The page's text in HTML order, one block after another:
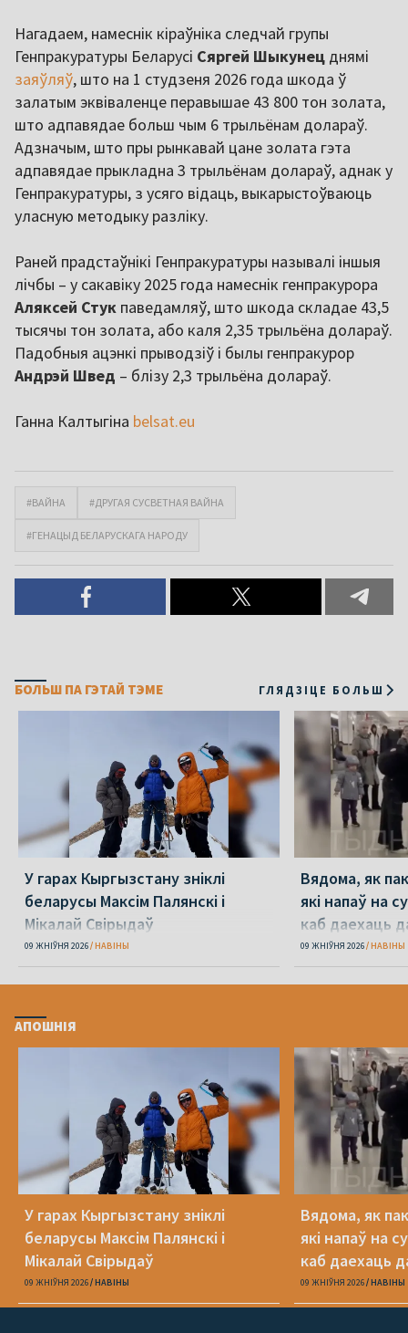
Нагадаем, намеснік кіраўніка следчай групы
Генпракуратуры Беларусі Сяргей Шыкунец днямі
заяўляў, што на 1 студзеня 2026 года шкода ў
залатым эквіваленце перавышае 43 800 тон золата,
што адпавядае больш чым 6 трыльёнам долараў.
Адзначым, што пры рынкавай цане золата гэта
адпавядае прыкладна 3 трыльёнам долараў, аднак у
Генпракуратуры, з усяго відаць, выкарыстоўваюць
уласную методыку разліку.
Раней прадстаўнікі Генпракуратуры называлі іншыя
лічбы – у сакавіку 2025 года намеснік генпракурора
Аляксей Стук паведамляў, што шкода складае 43,5
тысячы тон золата, або каля 2,35 трыльёна долараў.
Падобныя ацэнкі прыводзіў і былы генпракурор
Андрэй Швед – блізу 2,3 трыльёна долараў.
Ганна Калтыгіна belsat.eu
#ВАЙНА #ДРУГАЯ СУСВЕТНАЯ ВАЙНА
#ГЕНАЦЫД БЕЛАРУСКАГА НАРОДУ
БОЛЬШ ПА ГЭТАЙ ТЭМЕ ГЛЯДЗІЦЕ БОЛЬШ
У гарах Кыргызстану зніклі
беларусы Максім Палянскі і
Мікалай Свірыдаў
09 ЖНІЎНЯ 2026 НАВІНЫ
Вядома, як
які напаў на
каб даехаць
09 ЖНІЎНЯ 2026 НАВІНЫ
АПОШНІЯ
У гарах Кыргызстану зніклі
беларусы Максім Палянскі і
Мікалай Свірыдаў
09 ЖНІЎНЯ 2026 НАВІНЫ
Вядома, як
які напаў на
каб даехаць
09 ЖНІЎНЯ 2026 НАВІНЫ